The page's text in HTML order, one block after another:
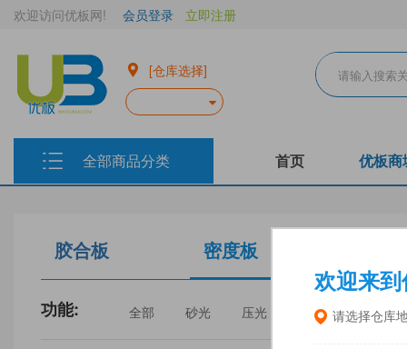
欢迎来到
请选择仓库
欢迎访问优板网! 会员登录 立即注册
[仓库选择]
全部商品分类 首页 优板商
胶合板 密度板
功能: 全部 砂光 压光 家具 门板